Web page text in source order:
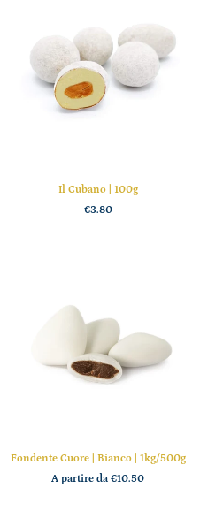
Il Cubano | 100g
€3.80
Fondente Cuore | Bianco | 1kg/500g
A partire da €10.50